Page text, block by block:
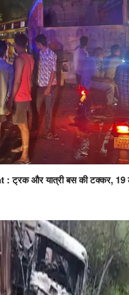
ट्रक और यात्री बस की टक्कर, 19